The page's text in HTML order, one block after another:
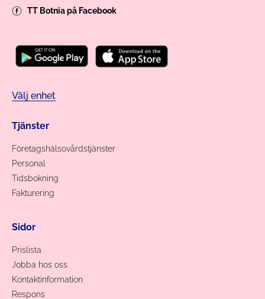
TT Botnia på Facebook
Välj enhet
Tjänster
Företagshälsovårdstjänster
Personal
Tidsbokning
Fakturering
Sidor
Prislista
Jobba hos oss
Kontaktinformation
Respons